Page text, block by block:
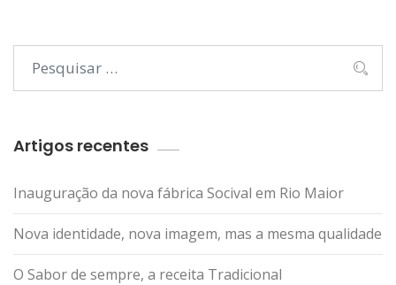
Artigos recentes
Inauguração da nova fábrica Socival em Rio Maior
Nova identidade, nova imagem, mas a mesma qualidade
O Sabor de sempre, a receita Tradicional